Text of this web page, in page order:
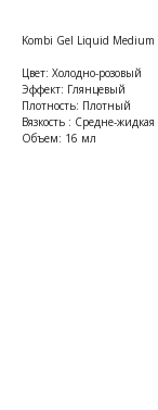
Kombi Gel Liquid
Цвет: Холодно-розовый
Эффект: Глянцевый
Плотность: Плотный
Вязкость : Средне-жидкая
Объем: 16 мл